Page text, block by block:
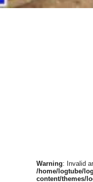
Warning: Invalid
/home/logtube/
content/themes/